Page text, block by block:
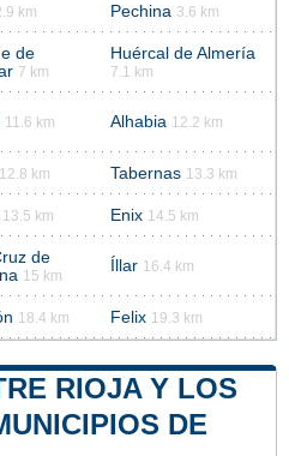
km Pechina 3.6 km
de
7 km
Huércal de Almería
7.1 km
11.6 km Alhabia 12.2 km
12.8 km Tabernas 13.3 km
13.5 km Enix 14.5 km
de
15 km
Íllar 16.4 km
18.4 km Felix 19.3 km
RIOJA Y LOS
DE